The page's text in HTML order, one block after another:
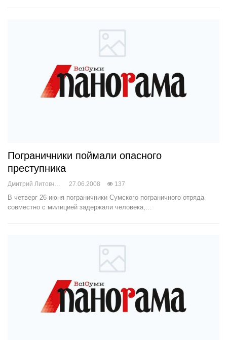
Пограничники поймали опасного
преступника
Дмитрий Литовченко 27.06.2008 137
В четверг 26 июня пограничники Сумского пограничного отряда
совместно с милицией задержали человека,…